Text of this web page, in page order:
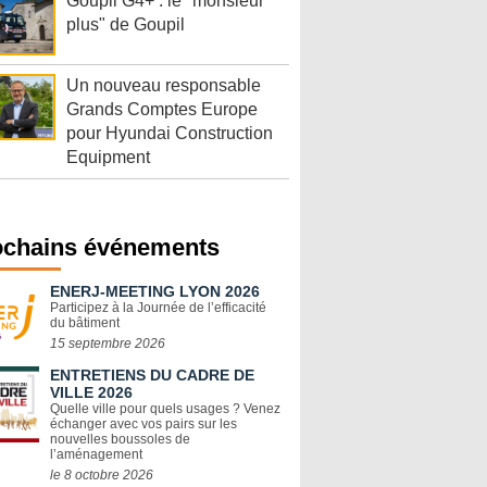
plus" de Goupil
Un nouveau responsable
Grands Comptes Europe
pour Hyundai Construction
Equipment
événements
ENERJ-MEETING LYON 2026
Participez à la Journée de l’efficacité
du bâtiment
15 septembre 2026
ENTRETIENS DU CADRE DE
VILLE 2026
Quelle ville pour quels usages ? Venez
échanger avec vos pairs sur les
nouvelles boussoles de
l’aménagement
le 8 octobre 2026